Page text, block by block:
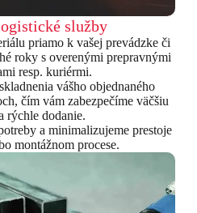
služby
priamo k vašej prevádzke či
roky s overenými prepravnými
resp. kuriérmi.
vášho objednaného
čím vám zabezpečíme väčšiu
rýchle dodanie.
a minimalizujeme prestoje
montážnom procese.